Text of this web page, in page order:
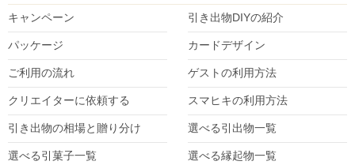
キャンペーン 引き出物DIYの紹介
パッケージ カードデザイン
ご利用の流れ ゲストの利用方法
クリエイターに依頼する スマヒキの利用方法
引き出物の相場と贈り分け 選べる引出物一覧
選べる引菓子一覧 選べる縁起物一覧